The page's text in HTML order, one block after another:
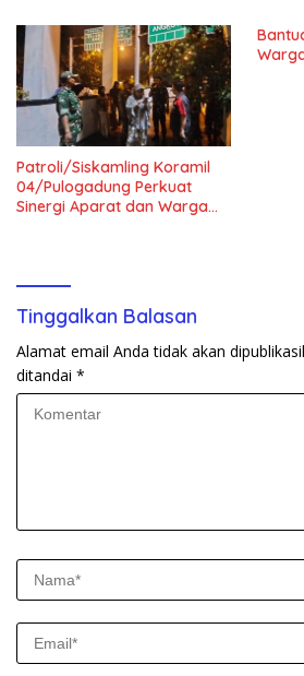
Patroli/Siskamling Koramil
04/Pulogadung Perkuat
Sinergi Aparat dan Warga
Tinggalkan Balasan
Alamat email Anda tidak akan
ditandai *